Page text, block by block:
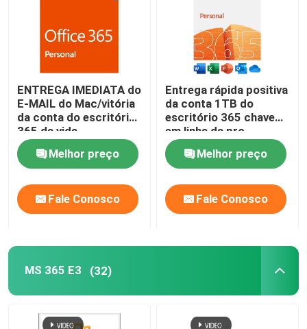
ENTREGA IMEDIATA do
E-MAIL do Mac/vitória
da conta do escritório
365 da vida
Melhor preço
Fale Conosco
Entrega rápida positiva
da conta 1TB do
escritório 365 chave
em linha da pro
Melhor preço
Fale Conosco
MS 365 E3 (32)